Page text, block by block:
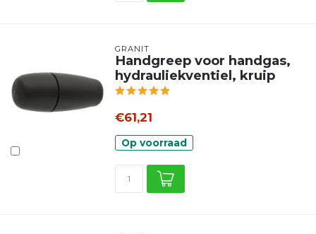
GRANIT
Handgreep voor handgas,
hydrauliekventiel, kruip
€61,21
Op voorraad